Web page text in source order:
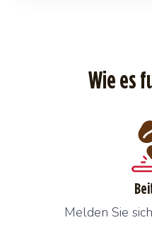
Wie es
Melden Sie